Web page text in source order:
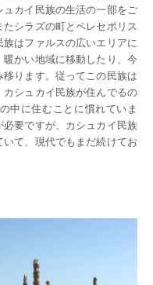
カイ民族の生活の一部をご
シラズの町とペレセポリス
はファルスの広いエリアに
かい地域に移動したり、今
ります。従ってこの民族は
シュカイ民族が住んでるの
中に住むことに慣れていま
要ですが、カシュカイ民族
て、現代でもまだ続けてお